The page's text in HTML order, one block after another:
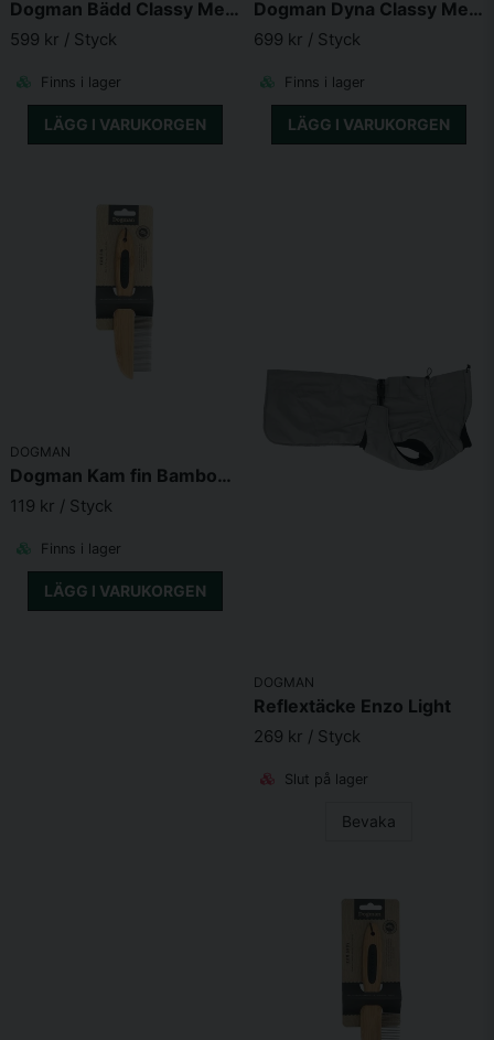
Skicka fråga
Dogman Bädd Classy Memory foam oval Beige
599 kr / Styck
Finns i lager
LÄGG I VARUKORGEN
Dogman Dyna Classy Memory foam Grå
699 kr / Styck
Finns i lager
LÄGG I VARUKORGEN
DOGMAN
Dogman Kam fin Bamboo 17cm
119 kr / Styck
Finns i lager
LÄGG I VARUKORGEN
DOGMAN
Reflextäcke Enzo Light
269 kr / Styck
Slut på lager
Bevaka